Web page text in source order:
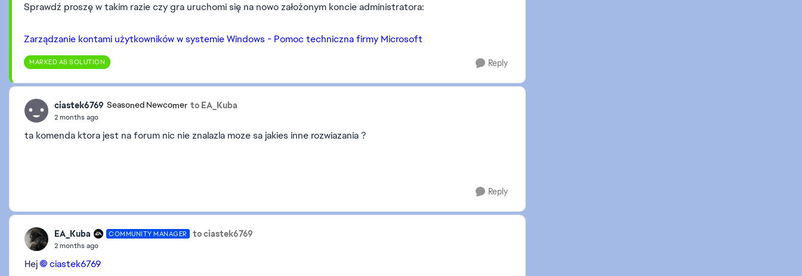
Sprawdź proszę w takim razie czy gra uruchomi się na nowo założonym koncie administratora:
Zarządzanie kontami użytkowników w systemie Windows - Pomoc techniczna firmy Microsoft
MARKED AS SOLUTION Reply
ciastek6769 Seasoned Newcomer to EA_Kuba
2 months ago
ta komenda ktora jest na forum nic nie znalazla moze sa jakies inne rozwiazania ?
Reply
EA_Kuba COMMUNITY MANAGER to ciastek6769
2 months ago
Hej ciastek6769​